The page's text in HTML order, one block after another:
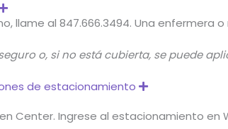
Expand
llame al 847.666.3494. Una
o, si no está cubierta, se puede
de estacionamiento Expand
Center. Ingrese al estacionamiento en